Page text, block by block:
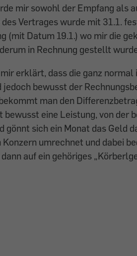
mir sowohl der Empfang als
Vertrages wurde mit 31.1.
(mit Datum 19.1.) wo mir die
in Rechnung gestellt
erklärt, dass die ganz normal
bewusst der
man den
eine Leistung, von der
gönnt sich ein Monat das Geld
umrechnet und dabei
auf ein gehöriges